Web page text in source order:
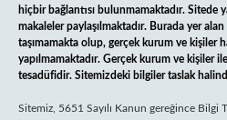
hiçbir bağlantısı bulunmamaktadır. Sitede
makaleler paylaşılmaktadır. Burada yer
taşımamakta olup, gerçek kurum ve kişiler
yapılmamaktadır. Gerçek kurum ve kişiler
tesadüfidir. Sitemizdeki bilgiler taslak
Sitemiz, 5651 Sayılı Kanun gereğince